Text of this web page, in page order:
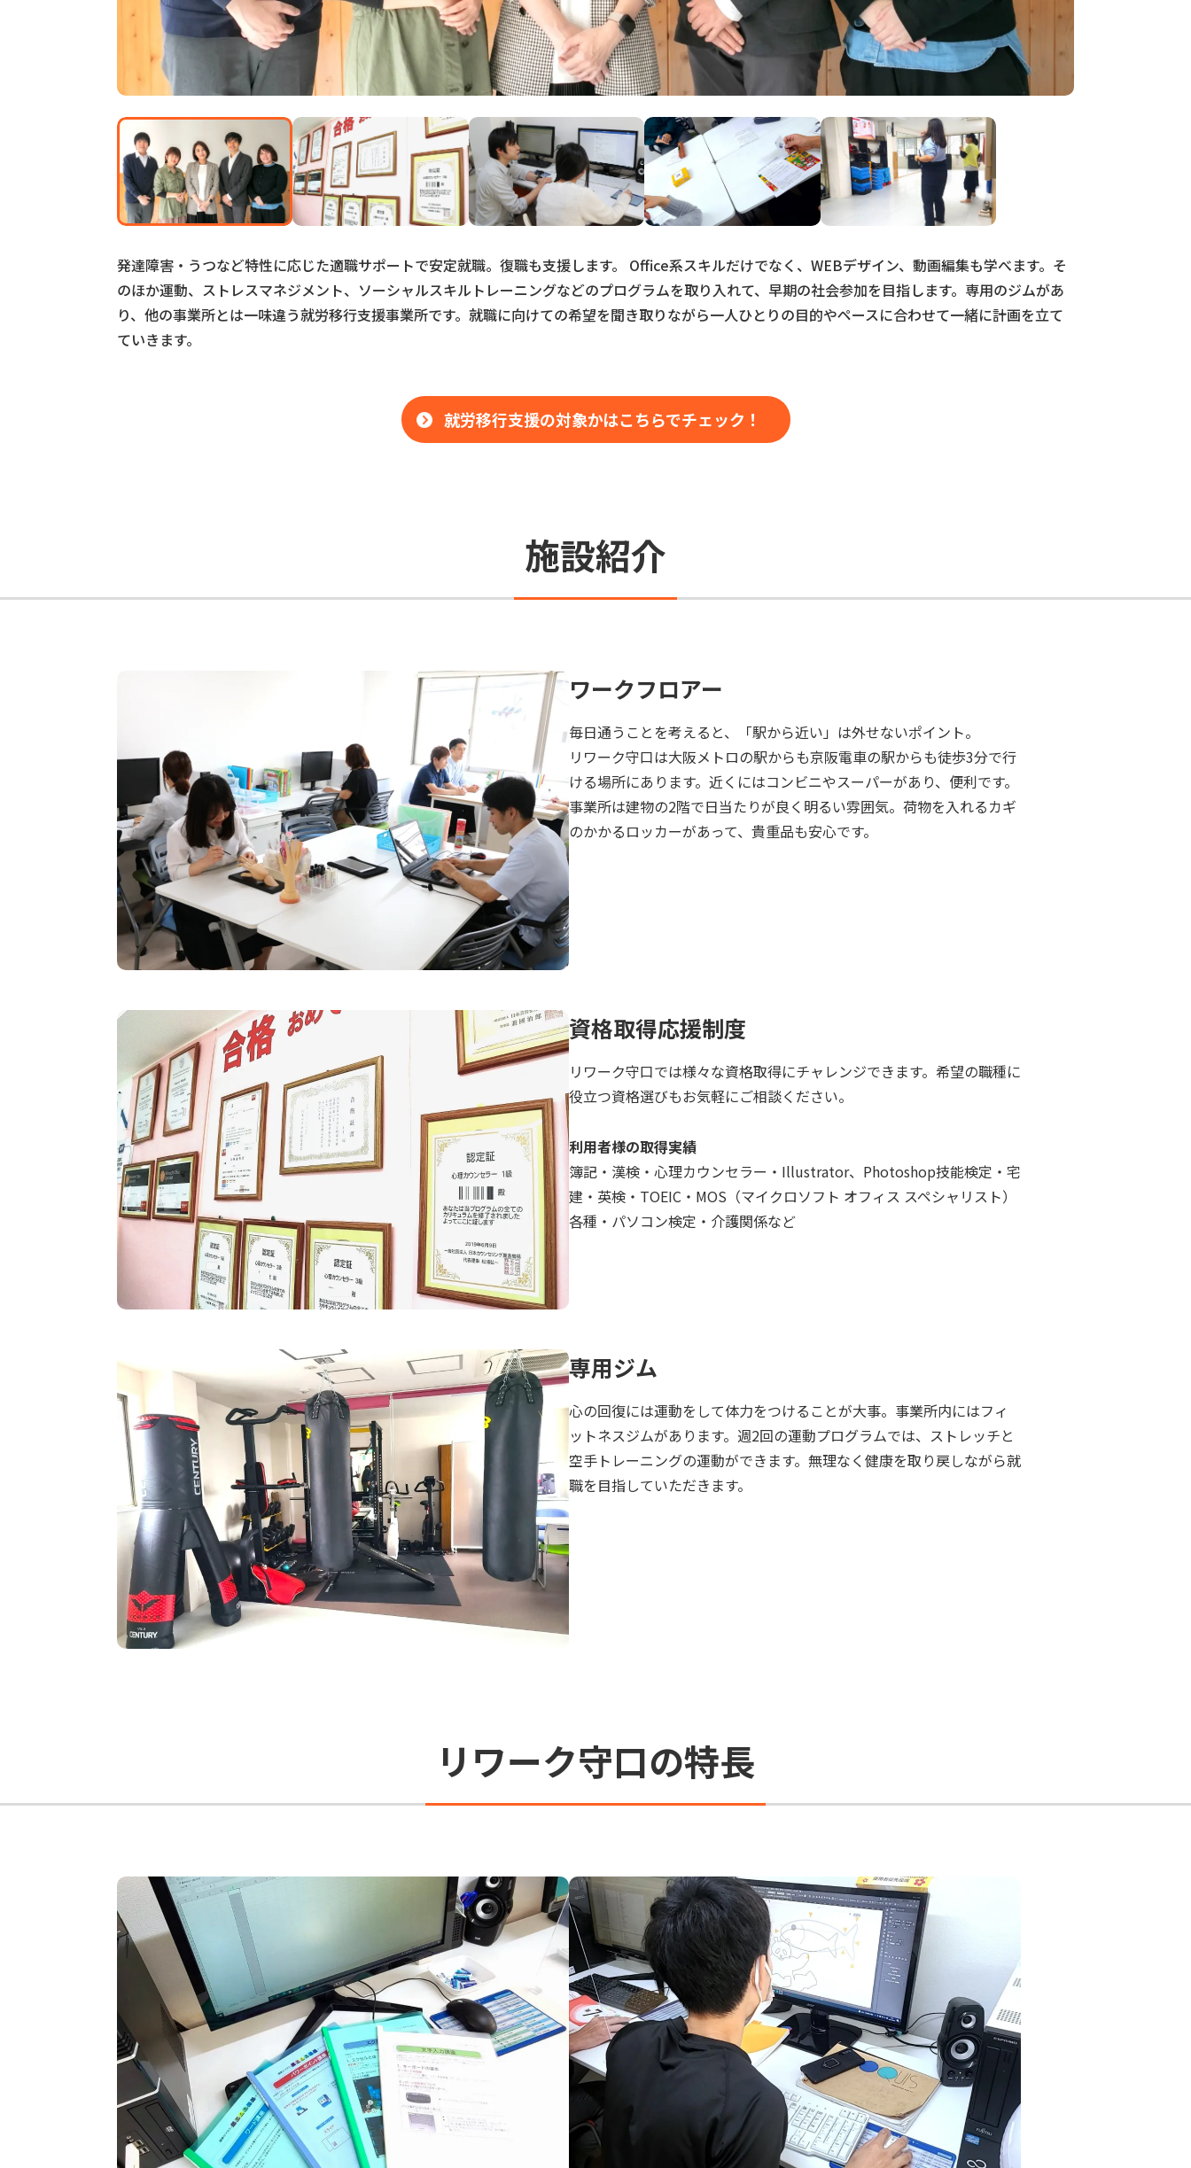
発達障害・うつなど特性に応じた適職サポートで安定就職。復職も支援します。 Office系スキルだけでなく、WEBデザイン、動画編集も学べます。そ
のほか運動、ストレスマネジメント、ソーシャルスキルトレーニングなどのプログラムを取り入れて、早期の社会参加を目指します。専用のジムがあ
り、他の事業所とは一味違う就労移行支援事業所です。就職に向けての希望を聞き取りながら一人ひとりの目的やペースに合わせて一緒に計画を立て
ていきます。
就労移行支援の対象かはこちらでチェック！
施設紹介
ワークフロアー
毎日通うことを考えると、「駅から近い」は外せないポイント。
リワーク守口は大阪メトロの駅からも京阪電車の駅からも徒歩3分で行
ける場所にあります。近くにはコンビニやスーパーがあり、便利です。
事業所は建物の2階で日当たりが良く明るい雰囲気。荷物を入れるカギ
のかかるロッカーがあって、貴重品も安心です。
資格取得応援制度
リワーク守口では様々な資格取得にチャレンジできます。希望の職種に
役立つ資格選びもお気軽にご相談ください。
利用者様の取得実績
簿記・漢検・心理カウンセラー・Illustrator、Photoshop技能検定・宅
建・英検・TOEIC・MOS（マイクロソフト オフィス スペシャリスト）
各種・パソコン検定・介護関係など
専用ジム
心の回復には運動をして体力をつけることが大事。事業所内にはフィ
ットネスジムがあります。週2回の運動プログラムでは、ストレッチと
空手トレーニングの運動ができます。無理なく健康を取り戻しながら就
職を目指していただきます。
リワーク守口の特長